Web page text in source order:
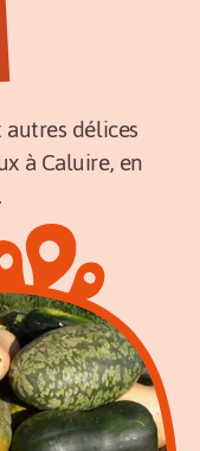
délices
à Caluire, en